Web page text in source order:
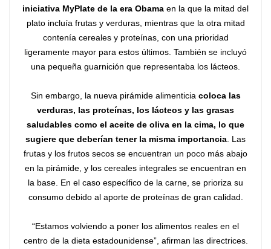
iniciativa MyPlate de la era Obama en la que la mitad del
plato incluía frutas y verduras, mientras que la otra mitad
contenía cereales y proteínas, con una prioridad
ligeramente mayor para estos últimos. También se incluyó
una pequeña guarnición que representaba los lácteos.
Sin embargo, la nueva pirámide alimenticia coloca las
verduras, las proteínas, los lácteos y las grasas
saludables como el aceite de oliva en la cima, lo que
sugiere que deberían tener la misma importancia . Las
frutas y los frutos secos se encuentran un poco más abajo
en la pirámide, y los cereales integrales se encuentran en
la base. En el caso específico de la carne, se prioriza su
consumo debido al aporte de proteínas de gran calidad.
“Estamos volviendo a poner los alimentos reales en el
centro de la dieta estadounidense”, afirman las directrices.